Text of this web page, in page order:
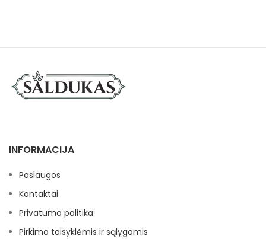
INFORMACIJA
Paslaugos
Kontaktai
Privatumo politika
Pirkimo taisyklėmis ir sąlygomis